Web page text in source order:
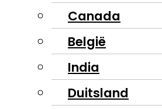
Canada
België
India
Duitsland